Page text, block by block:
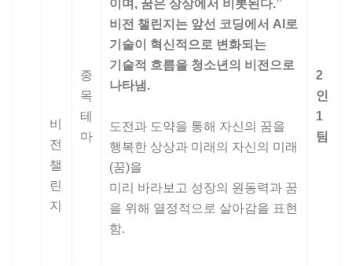
비
전
챌
린
지
종
목
테
마
이며 , 꿈은 상상에서 비롯된다.”
비전 챌린지는 앞선 코딩에서 AI 로
기술이 혁신적으로 변화되는
기술적 흐름을 청소년의 비전으로
나타냄 .
도전과 도약을 통해 자신의 꿈을
행복한 상상과 미래의 자신의 미래
(꿈)을
미리 바라보고 성장의 원동력과 꿈
을 위해 열정적으로 살아감을 표현
함.
2
인
1
팀